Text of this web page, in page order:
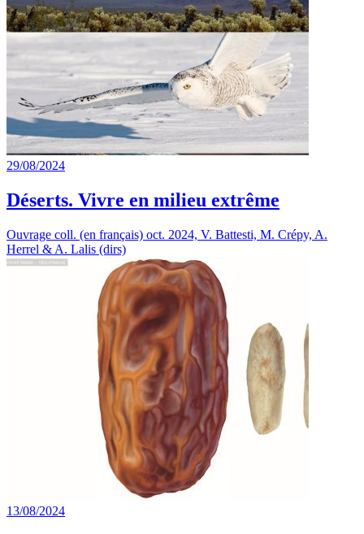
29/08/2024
Déserts. Vivre en milieu extrême
Ouvrage coll. (en français) oct. 2024, V. Battesti, M. Crépy, A.
Herrel & A. Lalis (dirs)
13/08/2024